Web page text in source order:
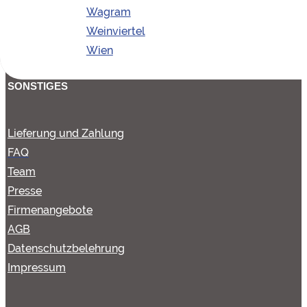
Obere Marktstraße 2
3492 Etsdorf am Kamp
SONSTIGES
Lieferung und Zahlung
FAQ
Team
Presse
Firmenangebote
AGB
Datenschutzbelehrung
Impressum
Wagram
Weinviertel
Wien